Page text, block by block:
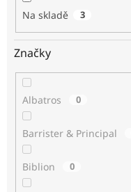
Na skladě 3
Značky
Albatros 0
Barrister & Principal
Biblion 0